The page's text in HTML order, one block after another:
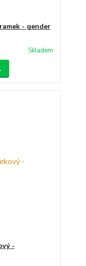
- gender
Skladem
-